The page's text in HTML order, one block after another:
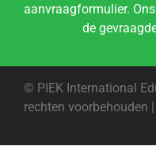
aanvraagformulier.
de
© PIEK International
rechten voorbehouden |